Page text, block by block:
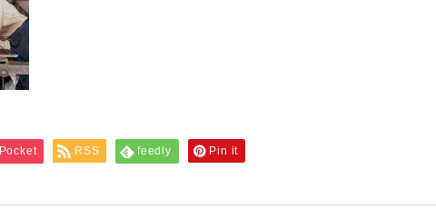
Pocket RSS feedly Pin it